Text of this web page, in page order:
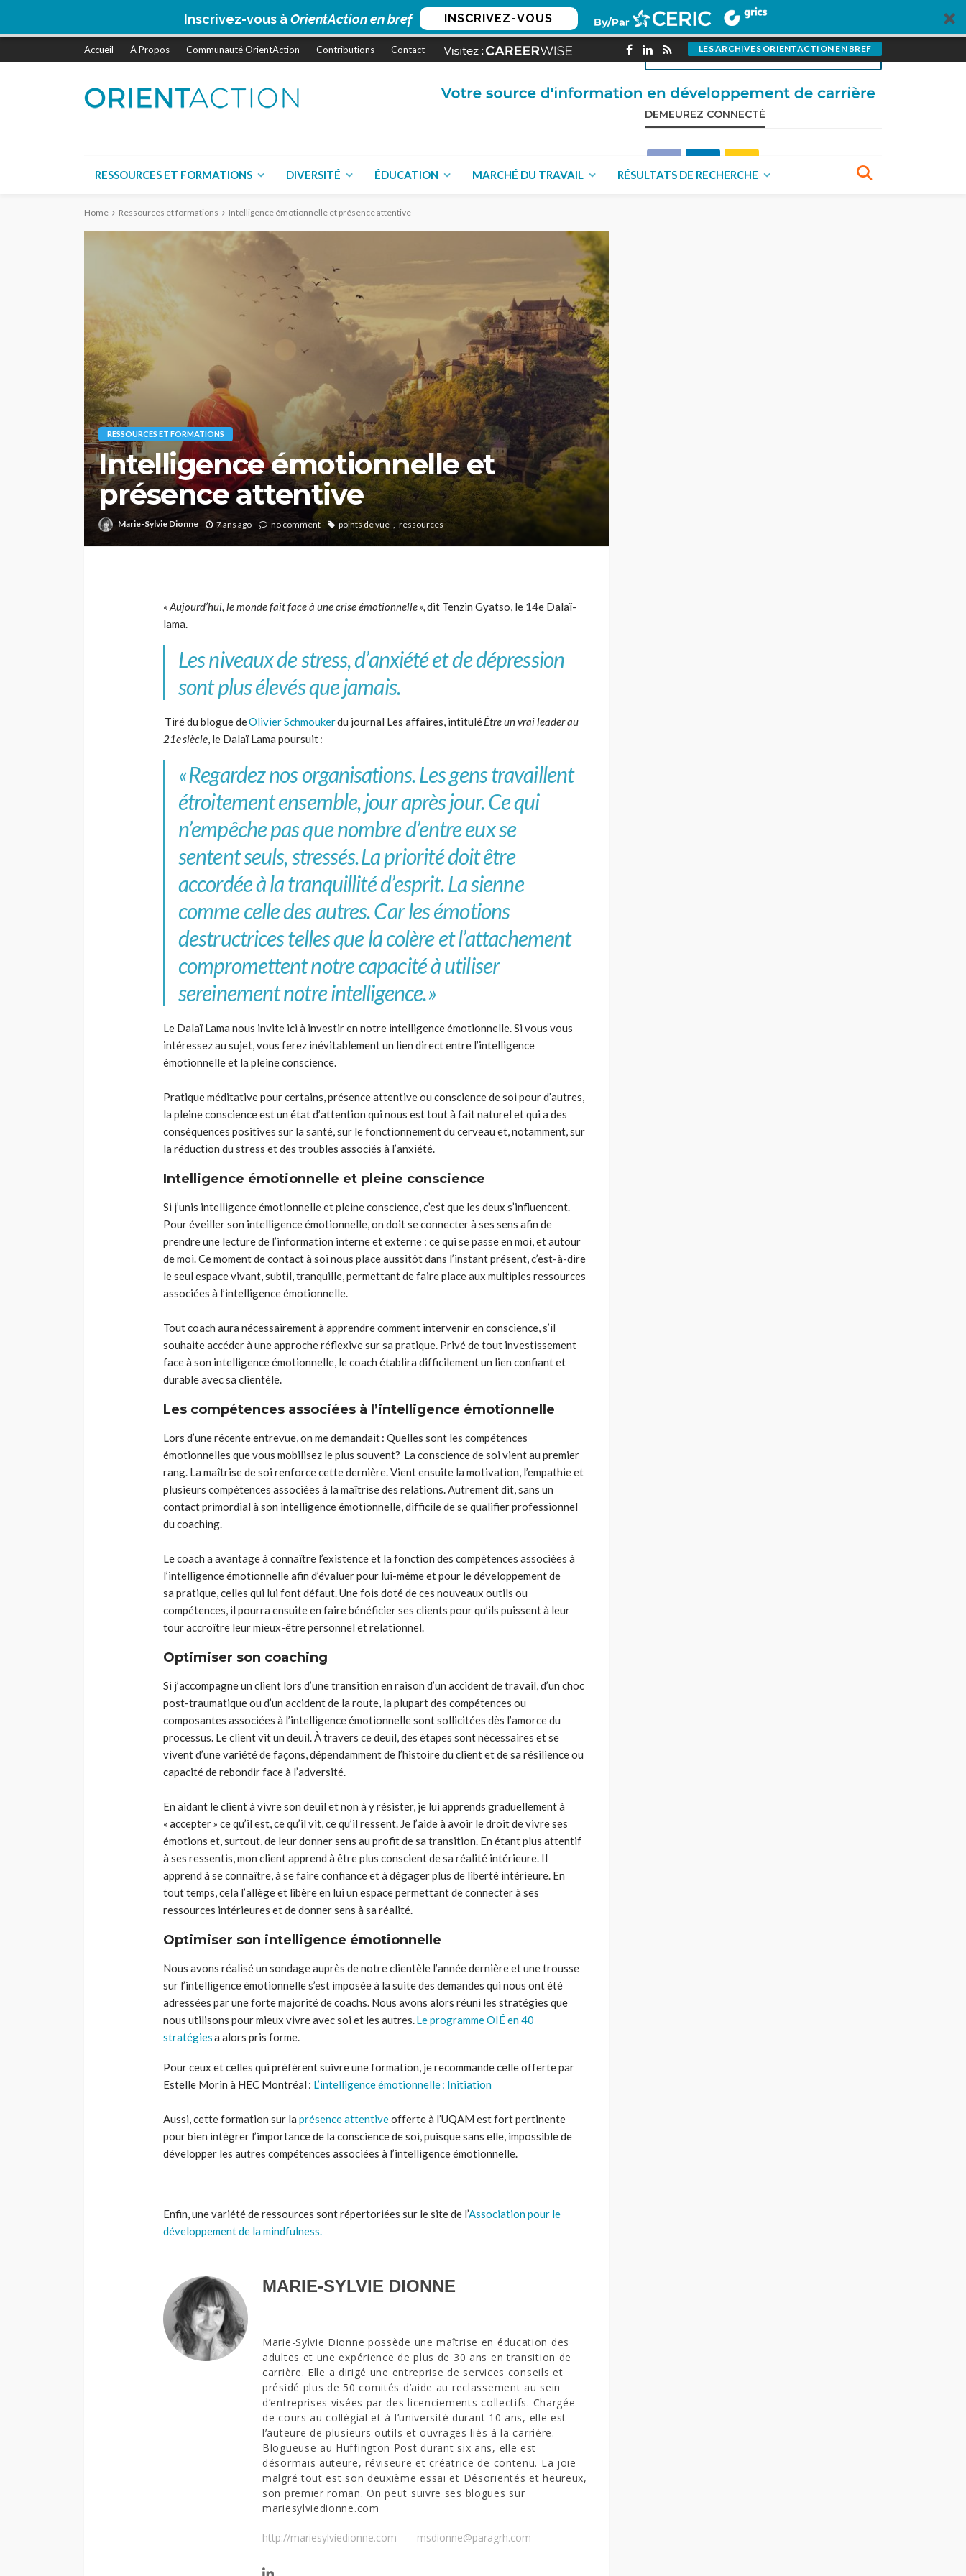
Inscrivez-vous àOrientAction en bref INSCRIVEZ-VOUS
Accueil À Propos Communauté OrientAction Contributions Contact LES ARCHIVES ORIENTACTION EN BREF
RESSOURCES ET FORMATIONS DIVERSITÉ ÉDUCATION MARCHÉ DU TRAVAIL RÉSULTATS DE RECHERCHE
Home Ressources et formations Intelligence émotionnelle et présence attentive
RESSOURCES ET FORMATIONS
Intelligence émotionnelle et
présence attentive
Marie-Sylvie Dionne 7 ans ago no comment points de vue ressources
«Aujourd’hui, le monde fait face à une crise émotionnelle»,dit Tenzin Gyatso, le 14e Dalaï-
lama.
Les niveaux de stress, d’anxiété et de dépression
sont plus élevés que jamais.
Tiré du blogue deOlivierSchmoukerdu journal Les affaires, intituléÊtre un vrai leader au
21esiècle, le Dalaï Lama poursuit :
«Regardez nos organisations. Les gens travaillent
étroitement ensemble, jour après jour. Ce qui
n’empêche pas que nombre d’entre eux se
sentent seuls, stressés. La priorité doit être
accordée à la tranquillité d’esprit. La sienne
comme celle des autres. Car les émotions
destructrices telles que la colère et l’attachement
compromettent notre capacité à utiliser
sereinement notre intelligence.»
Le Dalaï Lama nous invite ici à investir en notre intelligence émotionnelle. Si vous vous
intéressez au sujet, vous ferez inévitablement un lien direct entre l’intelligence
émotionnelle et la pleine conscience.
Pratique méditative pour certains, présence attentive ou conscience de soi pour d’autres,
la pleine conscience est un état d’attention qui nous est tout à fait naturel et qui a des
conséquences positives sur la santé, sur le fonctionnement du cerveau et,notamment, sur
la réduction du stress et des troubles associés à l’anxiété.
Intelligence émotionnelle et pleine conscience
Si j’unis intelligence émotionnelle et pleine conscience, c’est que les deux s’influencent.
Pour éveiller son intelligence émotionnelle, on doit se connecter à ses sens afin de
prendre une lecture de l’information interne et externe : ce qui se passe en moi, et autour
de moi. Ce moment de contact à soi nous place aussitôt dans l’instant présent, c’est-à-dire
le seul espace vivant, subtil, tranquille, permettant de faire place aux multiples ressources
associées à l’intelligence émotionnelle.
Tout coach aura nécessairement à apprendre comment intervenir en conscience, s’il
souhaite accéder à une approche réflexive sur sa pratique. Privé de tout investissement
face à son intelligence émotionnelle, le coach établira difficilement un lien confiant et
durable avec sa clientèle.
Les compétences associées à l’intelligence émotionnelle
Lors d’une récente entrevue, on me demandait : Quelles sont les compétences
émotionnelles que vous mobilisez le plus souvent? La conscience de soi vient au premier
rang. La maîtrise de soi renforce cette dernière. Vient ensuite la motivation, l’empathie et
plusieurs compétences associées à la maîtrise des relations. Autrement dit, sans un
contact primordial à son intelligence émotionnelle, difficile de se qualifier professionnel
du coaching.
Le coach a avantage à connaître l’existence et la fonction des compétences associées à
l’intelligence émotionnelle afin d’évaluer pour lui-même et pour le développement de
sa pratique, celles qui lui font défaut. Une fois doté de ces nouveaux outils ou
compétences, il pourra ensuite en faire bénéficier ses clients pour qu’ils puissent à leur
tour accroître leur mieux-être personnel et relationnel.
Optimiser son coaching
Si j’accompagne un client lors d’une transition en raison d’un accident de travail, d’un choc
post-traumatique ou d’un accident de la route, la plupart des compétences ou
composantes associées à l’intelligence émotionnelle sont sollicitées dès l’amorce du
processus. Le clientvitun deuil. À travers ce deuil, des étapes sont nécessaires et se
vivent d’une variété de façons, dépendamment de l’histoire du client et de sa résilience ou
capacité de rebondir face à l’adversité.
En aidant le client à vivre son deuil et non à y résister, je lui apprends graduellement à
« accepter » ce qu’il est, ce qu’il vit, ce qu’il ressent. Je l’aide à avoir le droit de vivre ses
émotions et,surtout, de leur donner sens au profit de sa transition. En étant plus attentif
à ses ressentis, mon client apprend à être plus conscient de sa réalité intérieure. Il
apprend à se connaître, à se faire confiance et à dégager plus de liberté intérieure. En
tout temps, cela l’allège et libère en lui un espace permettant de connecter à ses
ressources intérieures et de donner sens à sa réalité.
Optimiser son intelligence émotionnelle
Nous avons réaliséun sondage auprès de notre clientèle l’année dernière etune trousse
sur l’intelligence émotionnelle s’est imposéeà la suite des demandes qui nous ont été
adressées par une forte majorité de coachs. Nous avons alors réuni les stratégies que
nous utilisons pour mieux vivre avec soi et les autres.Le programme OIÉ en 40
stratégiesa alors pris forme.
Pour ceux et celles qui préfèrent suivre une formation, je recommandecelle offerte par
Estelle Morin à HEC Montréal : L’intelligence émotionnelle : Initiation
Aussi, cette formation sur la présence attentiveofferte à l’UQAM est fort pertinente
pour bien intégrer l’importance de la conscience de soi, puisque sans elle, impossible de
développer les autres compétences associées à l’intelligence émotionnelle.
Enfin, unevariétéderessources sont répertoriées sur le site de l’Association pour le
développement de lamindfulness.
MARIE-SYLVIE DIONNE
Marie-Sylvie Dionne possède une maîtrise en éducation des
adultes et une expérience de plus de 30 ans en transition de
carrière. Elle a dirigé une entreprise de services conseils et
présidé plus de 50 comités d’aide au reclassement au sein
d’entreprises visées par des licenciements collectifs. Chargée
de cours au collégial et à l’université durant 10 ans, elle est
l’auteure de plusieurs outils et ouvrages liés à la carrière.
Blogueuse au Huffington Post durant six ans, elle est
désormais auteure, réviseure et créatrice de contenu. La joie
malgré tout est son deuxième essai et Désorientés et heureux,
son premier roman. On peut suivre ses blogues sur
mariesylviedionne.com
http://mariesylviedionne.com msdionne@paragrh.com
pour OrientAction?
VISITEZ NOTRE PAGE CONTRIBUTIONS
DEMEUREZ CONNECTÉ